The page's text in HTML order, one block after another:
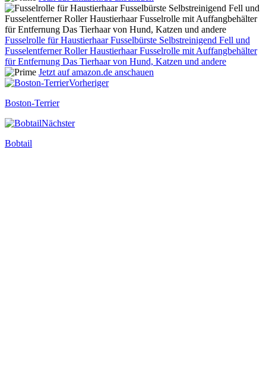
Fusselrolle für Haustierhaar Fusselbürste Selbstreinigend Fell und
Fusselentferner Roller Haustierhaar Fusselrolle mit Auffangbehälter
für Entfernung Das Tierhaar von Hund, Katzen und andere
Jetzt auf amazon.de anschauen
Vorheriger
Boston-Terrier
Nächster
Bobtail